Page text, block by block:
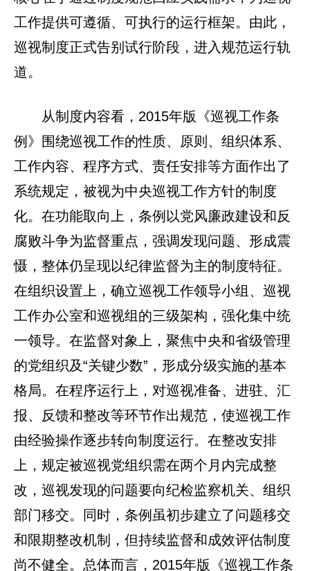
工作提供可遵循、可执行的运行框架。由此，
巡视制度正式告别试行阶段，进入规范运行轨
道。
从制度内容看，2015年版《巡视工作条
例》围绕巡视工作的性质、原则、组织体系、
工作内容、程序方式、责任安排等方面作出了
系统规定，被视为中央巡视工作方针的制度
化。在功能取向上，条例以党风廉政建设和反
腐败斗争为监督重点，强调发现问题、形成震
慑，整体仍呈现以纪律监督为主的制度特征。
在组织设置上，确立巡视工作领导小组、巡视
工作办公室和巡视组的三级架构，强化集中统
一领导。在监督对象上，聚焦中央和省级管理
的党组织及“关键少数”，形成分级实施的基本
格局。在程序运行上，对巡视准备、进驻、汇
报、反馈和整改等环节作出规范，使巡视工作
由经验操作逐步转向制度运行。在整改安排
上，规定被巡视党组织需在两个月内完成整
改，巡视发现的问题要向纪检监察机关、组织
部门移交。同时，条例虽初步建立了问题移交
和限期整改机制，但持续监督和成效评估制度
尚不健全。总体而言，2015年版《巡视工作条